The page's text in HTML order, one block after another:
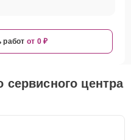
работ от 0 ₽
центра